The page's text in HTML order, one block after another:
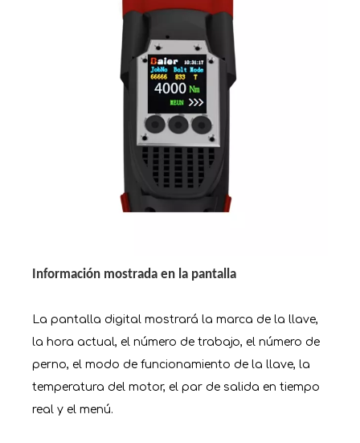
Información mostrada en la pantalla
La pantalla digital mostrará la marca de la llave,
la hora actual, el número de trabajo, el número de
perno, el modo de funcionamiento de la llave, la
temperatura del motor, el par de salida en tiempo
real y el menú.